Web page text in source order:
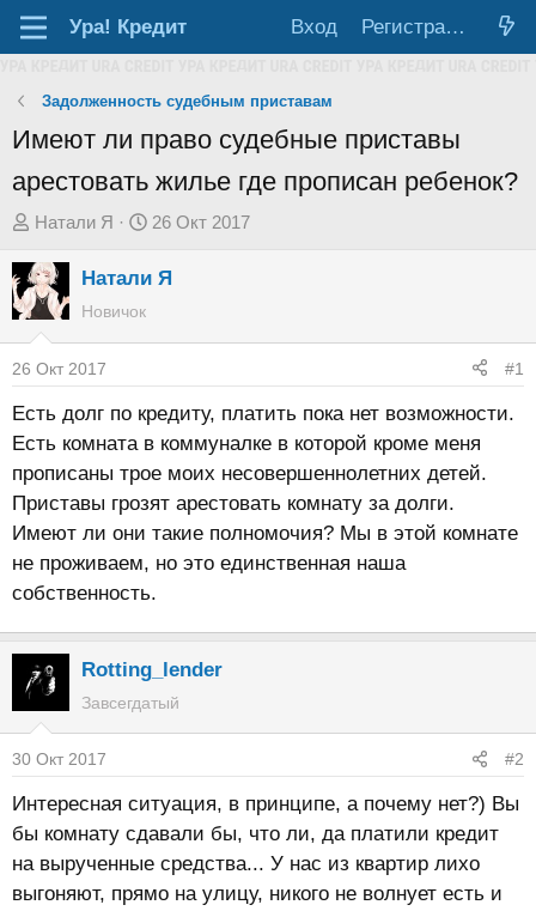
Ура! Кредит Вход Регистрация
Задолженность судебным приставам
Имеют ли право судебные приставы
арестовать жилье где прописан ребенок?
А
т
о
р
т
е
м
ы
Натали Я
Д
т
ч
а
л
а
26 Окт 2017
Натали Я
Новичок
26 Окт 2017 #1
Есть долг по кредиту, платить пока нет возможности.
Есть комната в коммуналке в которой кроме меня
прописаны трое моих несовершеннолетних детей.
Приставы грозят арестовать комнату за долги.
Имеют ли они такие полномочия? Мы в этой комнате
не проживаем, но это единственная наша
собственность.
Rotting_lender
Завсегдатый
30 Окт 2017 #2
Интересная ситуация, в принципе, а почему нет?) Вы
бы комнату сдавали бы, что ли, да платили кредит
на вырученные средства... У нас из квартир лихо
выгоняют, прямо на улицу, никого не волнует есть и